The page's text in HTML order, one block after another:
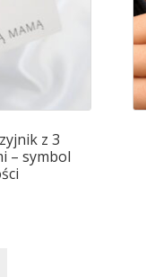
z 3
– symbol